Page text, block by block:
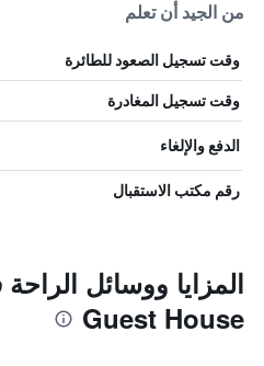
من الجيد أن تعلم
وقت تسجيل الصعود للطائرة
وقت تسجيل المغادرة
الدفع والإلغاء
رقم مكتب الاستقبال
Guest House